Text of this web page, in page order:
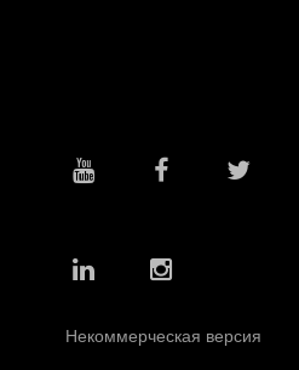
Некоммерческая версия